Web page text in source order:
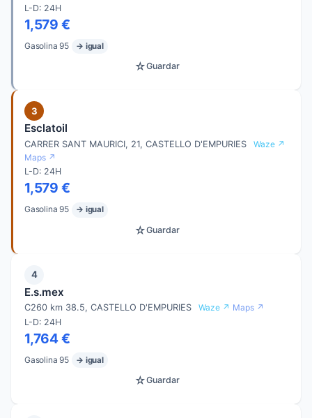
L-D: 24H
1,579 €
Gasolina 95 → igual
☆Guardar
3
Esclatoil
CARRER SANT MAURICI, 21, CASTELLO D'EMPURIES
Waze ↗
Maps ↗
L-D: 24H
1,579 €
Gasolina 95 → igual
☆Guardar
4
E.s.mex
C260 km 38.5, CASTELLO D'EMPURIES Waze ↗ Maps ↗
L-D: 24H
1,764 €
Gasolina 95 → igual
☆Guardar